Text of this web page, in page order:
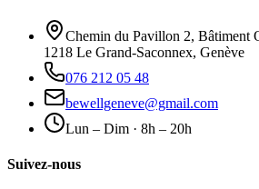
Chemin du Pavillon 2, Bâtiment
1218 Le Grand-Saconnex, Genève
076 212 05 48
bewellgeneve@gmail.com
Lun – Dim · 8h – 20h
Suivez-nous